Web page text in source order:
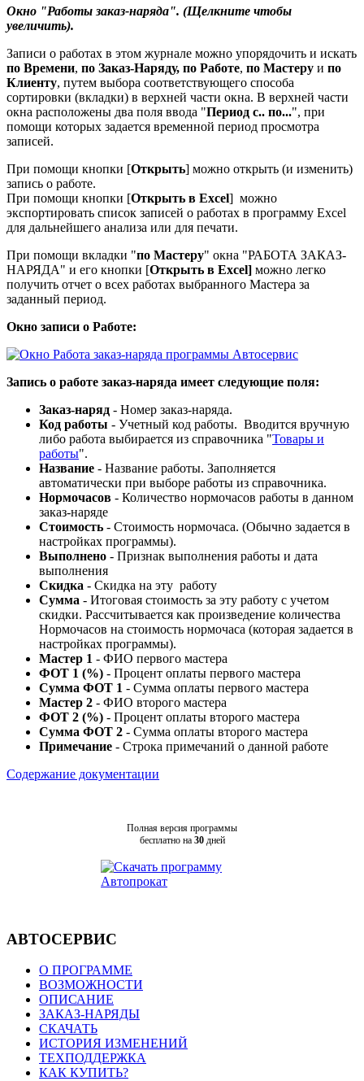
Окно "Работы заказ-наряда". (Щелкните чтобы
увеличить).
Записи о работах в этом журнале можно упорядочить и искать
по Времени, по Заказ-Наряду, по Работе, по Мастеру и по
Клиенту, путем выбора соответствующего способа
сортировки (вкладки) в верхней части окна. В верхней части
окна расположены два поля ввода "Период с.. по...", при
помощи которых задается временной период просмотра
записей.
При помощи кнопки [Открыть] можно открыть (и изменить)
запись о работе.
При помощи кнопки [Открыть в Excel] можно
экспортировать список записей о работах в программу Excel
для дальнейшего анализа или для печати.
При помощи вкладки "по Мастеру" окна "РАБОТА ЗАКАЗ-
НАРЯДА" и его кнопки [Открыть в Excel] можно легко
получить отчет о всех работах выбранного Мастера за
заданный период.
Окно записи о Работе:
Запись о работе заказ-наряда имеет следующие поля:
Заказ-наряд - Номер заказ-наряда.
Код работы - Учетный код работы. Вводится вручную
либо работа выбирается из справочника "Товары и
работы".
Название - Название работы. Заполняется
автоматически при выборе работы из справочника.
Нормочасов - Количество нормочасов работы в данном
заказ-наряде
Стоимость - Стоимость нормочаса. (Обычно задается в
настройках программы).
Выполнено - Признак выполнения работы и дата
выполнения
Скидка - Скидка на эту работу
Сумма - Итоговая стоимость за эту работу с учетом
скидки. Рассчитывается как произведение количества
Нормочасов на стоимость нормочаса (которая задается в
настройках программы).
Мастер 1 - ФИО первого мастера
ФОТ 1 (%) - Процент оплаты первого мастера
Сумма ФОТ 1 - Сумма оплаты первого мастера
Мастер 2 - ФИО второго мастера
ФОТ 2 (%) - Процент оплаты второго мастера
Сумма ФОТ 2 - Сумма оплаты второго мастера
Примечание - Строка примечаний о данной работе
Содержание документации
Полная версия программы
бесплатно на 30дней
АВТОСЕРВИС
О ПРОГРАММЕ
ВОЗМОЖНОСТИ
ОПИСАНИЕ
ЗАКАЗ-НАРЯДЫ
СКАЧАТЬ
ИСТОРИЯ ИЗМЕНЕНИЙ
ТЕХПОДДЕРЖКА
КАК КУПИТЬ?